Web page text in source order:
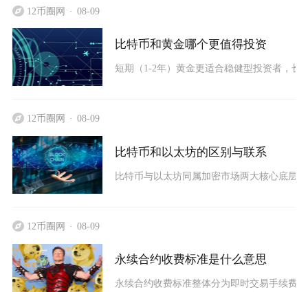
12币圈网 08-09
比特币和黄金哪个更值得投资
短期（1-2年）黄金更适合稳健型投资者，
12币圈网 08-09
比特币和以太坊的区别与联系
比特币与以太坊同属加密市场两大核心底层
12币圈网 08-09
永续合约收费标准是什么意思
永续合约收费标准整体分为即时交易手续费